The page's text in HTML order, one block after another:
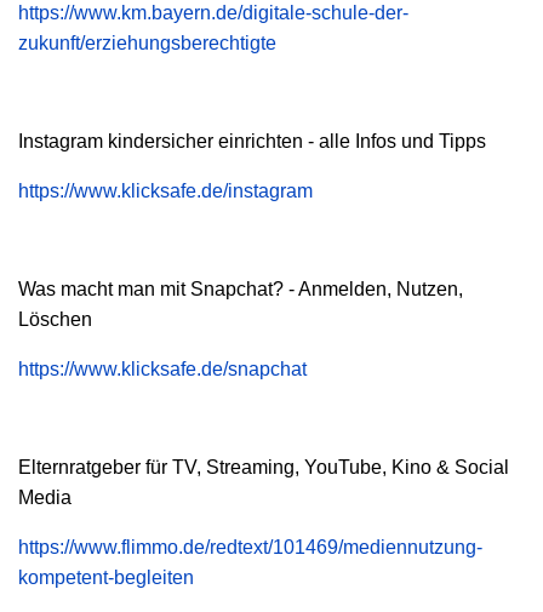
https://www.km.bayern.de/digitale-schule-der-
zukunft/erziehungsberechtigte
Instagram kindersicher einrichten - alle Infos und Tipps
https://www.klicksafe.de/instagram
Was macht man mit Snapchat? - Anmelden, Nutzen,
Löschen
https://www.klicksafe.de/snapchat
Elternratgeber für TV, Streaming, YouTube, Kino & Social
Media
https://www.flimmo.de/redtext/101469/mediennutzung-
kompetent-begleiten